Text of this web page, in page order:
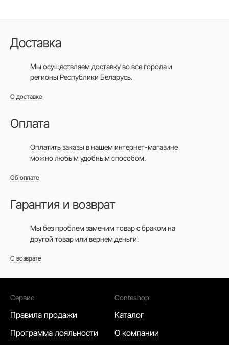
Доставка
Мы осуществляем доставку во все городаи
регионы Республики Беларусь.
О доставке
Оплата
Оплатить заказы в нашем интернет-магазине
можно любым удобным способом.
Об оплате
Гарантия и возврат
Мы без проблем заменим товар с браком на
другой товар или вернем деньги.
О возврате
Сервис
Правила продажи
Программа лояльности
Conteshop
Каталог
О компании